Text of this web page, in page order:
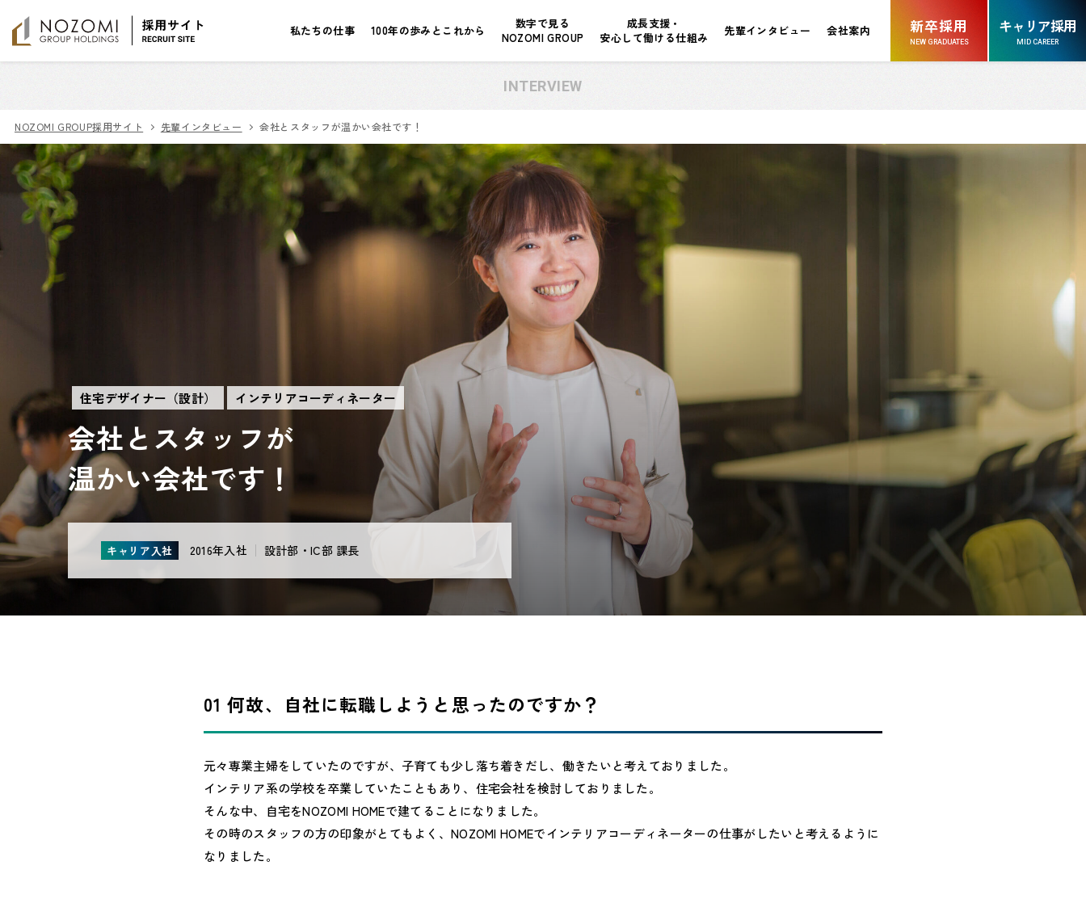
私たちの仕事 100年の歩みとこれから
数字で見る
NOZOMI GROUP
成長支援・
安心して働ける仕組み
先輩インタビュー 会社案内 新卒採用
NEW GRADUATES
キャリア採用
MID CAREER
INTERVIEW
NOZOMI GROUP採用サイト 先輩インタビュー 会社とスタッフが温かい会社です！
住宅デザイナー（設計） インテリアコーディネーター
会社とスタッフが
温かい会社です！
キャリア入社 2016年入社 設計部・IC部 課長
01 何故、自社に転職しようと思ったのですか？
元々専業主婦をしていたのですが、子育ても少し落ち着きだし、働きたいと考えておりました。
インテリア系の学校を卒業していたこともあり、住宅会社を検討しておりました。
そんな中、自宅をNOZOMI HOMEで建てることになりました。
その時のスタッフの方の印象がとてもよく、NOZOMI HOMEでインテリアコーディネーターの仕事がしたいと考えるように
なりました。